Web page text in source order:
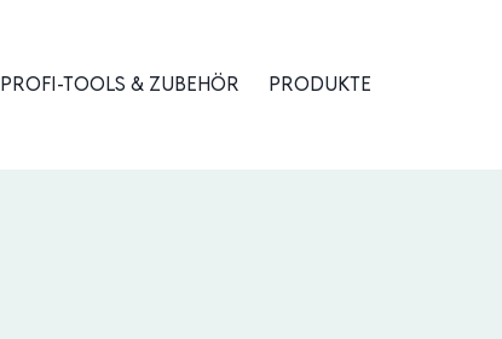
PROFI-TOOLS & ZUBEHÖR PRODUKTE